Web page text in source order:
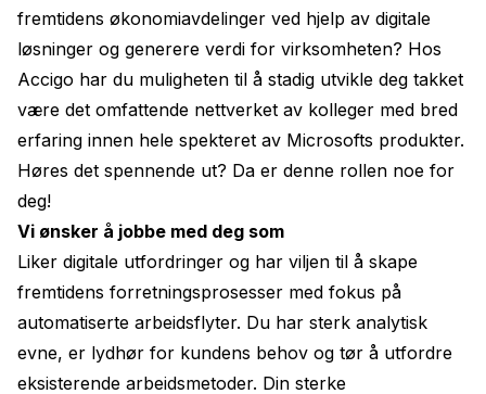
fremtidens økonomiavdelinger ved hjelp av digitale
løsninger og generere verdi for virksomheten? Hos
Accigo har du muligheten til å stadig utvikle deg takket
være det omfattende nettverket av kolleger med bred
erfaring innen hele spekteret av Microsofts produkter.
Høres det spennende ut? Da er denne rollen noe for
deg!
Vi ønsker å jobbe med deg som
Liker digitale utfordringer og har viljen til å skape
fremtidens forretningsprosesser med fokus på
automatiserte arbeidsflyter. Du har sterk analytisk
evne, er lydhør for kundens behov og tør å utfordre
eksisterende arbeidsmetoder. Din sterke